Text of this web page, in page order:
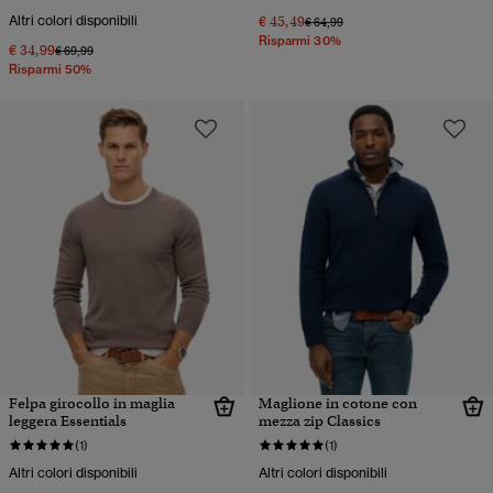
Altri colori disponibili
€ 34,99Prezzo ridotto da
€ 69,99a
Risparmi 50%
€ 45,49Prezzo ridotto da
€ 64,99a
Risparmi 30%
Felpa girocollo in maglia
leggera Essentials
(1)
Altri colori disponibili
Maglione in cotone con
mezza zip Classics
(1)
Altri colori disponibili